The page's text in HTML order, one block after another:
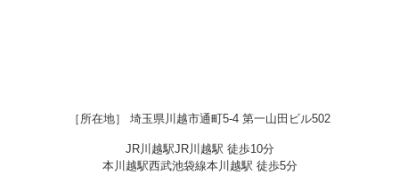
［所在地］ 埼玉県川越市通町5-4 第一山田ビル502
JR川越駅JR川越駅 徒歩10分
本川越駅西武池袋線本川越駅 徒歩5分